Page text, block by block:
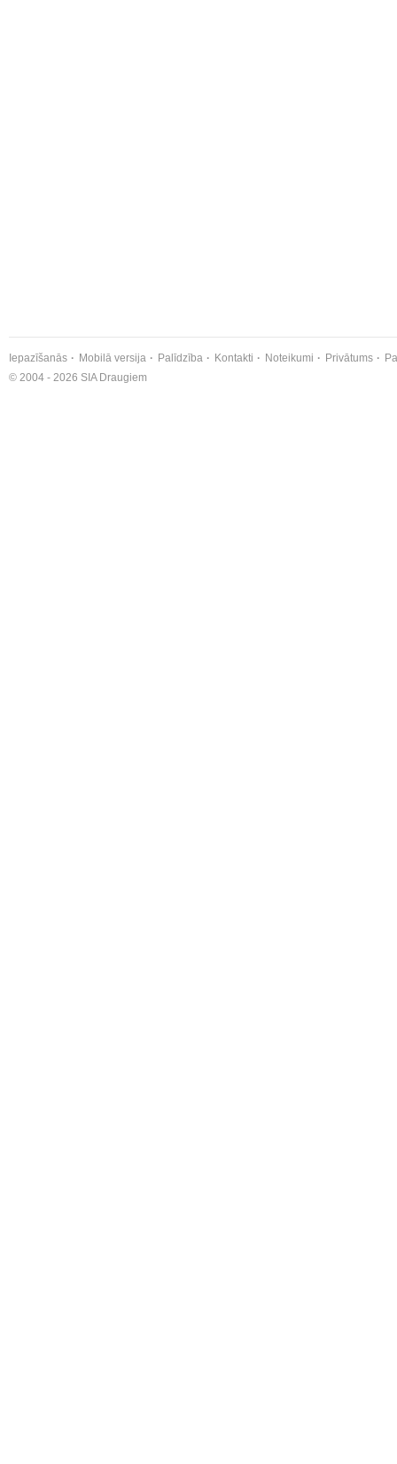
Iepazīšanās Mobilā versija Palīdzība Kontakti Noteikumi Privātums
© 2004 - 2026 SIA Draugiem